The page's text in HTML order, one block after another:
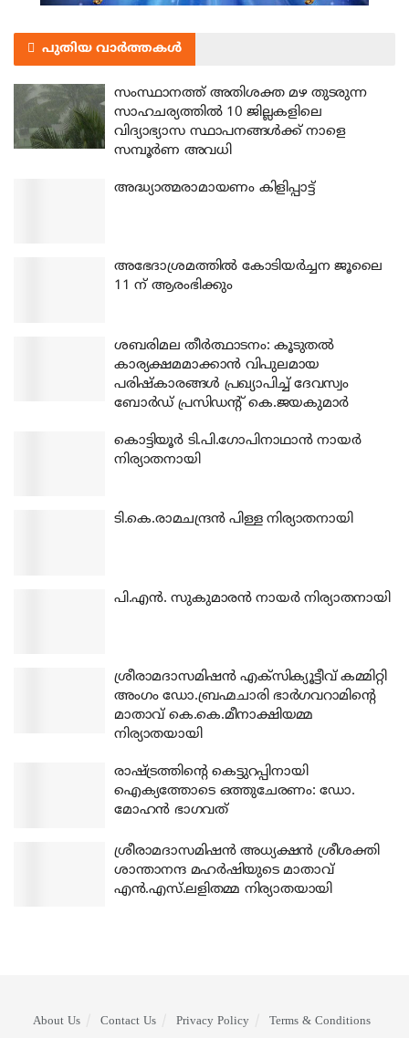
പുതിയ വാർത്തകൾ
സംസ്ഥാനത്ത് അതിശക്ത മഴ തുടരുന്ന
സാഹചര്യത്തിൽ 10 ജില്ലകളിലെ
വിദ്യാഭ്യാസ സ്ഥാപനങ്ങൾക്ക് നാളെ
സമ്പൂർണ അവധി
അദ്ധ്യാത്മരാമായണം കിളിപ്പാട്ട്
അഭേദാശ്രമത്തില്‍ കോടിയര്‍ച്ചന ജൂലൈ
11 ന് ആരംഭിക്കും
ശബരിമല തീര്‍ത്ഥാടനം: കൂടുതല്‍
കാര്യക്ഷമമാക്കാന്‍ വിപുലമായ
പരിഷ്‌കാരങ്ങള്‍ പ്രഖ്യാപിച്ച് ദേവസ്വം
ബോര്‍ഡ് പ്രസിഡന്റ് കെ.ജയകുമാര്‍
കൊട്ടിയൂര്‍ ടി.പി.ഗോപിനാഥാന്‍ നായര്‍
നിര്യാതനായി
ടി.കെ.രാമചന്ദ്രന്‍ പിള്ള നിര്യാതനായി
പി.എന്‍. സുകുമാരന്‍ നായര്‍ നിര്യാതനായി
ശ്രീരാമദാസമിഷന്‍ എക്‌സിക്യൂട്ടീവ് കമ്മിറ്റി
അംഗം ഡോ.ബ്രഹ്മചാരി ഭാര്‍ഗവറാമിന്റെ
മാതാവ് കെ.കെ.മീനാക്ഷിയമ്മ
നിര്യാതയായി
രാഷ്ട്രത്തിന്റെ കെട്ടുറപ്പിനായി
ഐക്യത്തോടെ ഒത്തുചേരണം: ഡോ.
മോഹന്‍ ഭാഗവത്
ശ്രീരാമദാസമിഷന്‍ അധ്യക്ഷന്‍ ശ്രീശക്തി
ശാന്താനന്ദ മഹര്‍ഷിയുടെ മാതാവ്
എന്‍.എസ്.ലളിതമ്മ നിര്യാതയായി
About Us Contact Us Privacy Policy Terms & Conditions